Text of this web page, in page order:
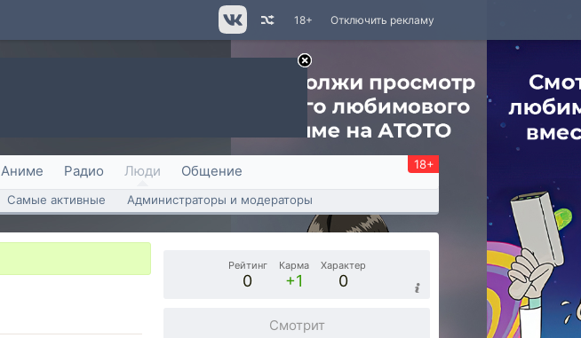
Отключить рекламу
18+
Аниме Радио Люди Общение 18+
Самые активные Администраторы и модераторы
Рейтинг
0
Карма
+1
Характер
0
Смотрит